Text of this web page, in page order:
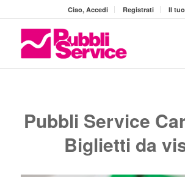
Ciao, Accedi Registrati Il
Pubbli Service
Biglietti da